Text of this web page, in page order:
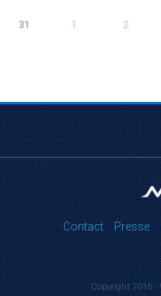
31 1 2
Contact Presse
Copyright 2016 -